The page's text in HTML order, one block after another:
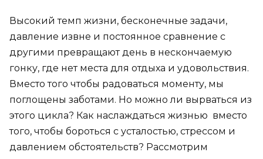
Высокий темп жизни, бесконечные задачи,
давление извне и постоянное сравнение с
другими превращают день в нескончаемую
гонку, где нет места для отдыха и удовольствия.
Вместо того чтобы радоваться моменту, мы
поглощены заботами. Но можно ли вырваться из
этого цикла? Как наслаждаться жизнью вместо
того, чтобы бороться с усталостью, стрессом и
давлением обстоятельств? Рассмотрим